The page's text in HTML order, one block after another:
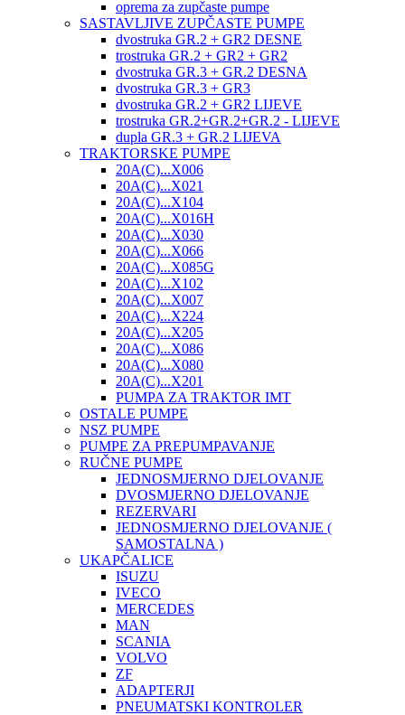
oprema za zupčaste pumpe
SASTAVLJIVE ZUPČASTE PUMPE
dvostruka GR.2 + GR2 DESNE
trostruka GR.2 + GR2 + GR2
dvostruka GR.3 + GR.2 DESNA
dvostruka GR.3 + GR3
dvostruka GR.2 + GR2 LIJEVE
trostruka GR.2+GR.2+GR.2 - LIJEVE
dupla GR.3 + GR.2 LIJEVA
TRAKTORSKE PUMPE
20A(C)...X006
20A(C)...X021
20A(C)...X104
20A(C)...X016H
20A(C)...X030
20A(C)...X066
20A(C)...X085G
20A(C)...X102
20A(C)...X007
20A(C)...X224
20A(C)...X205
20A(C)...X086
20A(C)...X080
20A(C)...X201
PUMPA ZA TRAKTOR IMT
OSTALE PUMPE
NSZ PUMPE
PUMPE ZA PREPUMPAVANJE
RUČNE PUMPE
JEDNOSMJERNO DJELOVANJE
DVOSMJERNO DJELOVANJE
REZERVARI
JEDNOSMJERNO DJELOVANJE (
SAMOSTALNA )
UKAPČALICE
ISUZU
IVECO
MERCEDES
MAN
SCANIA
VOLVO
ZF
ADAPTERJI
PNEUMATSKI KONTROLER